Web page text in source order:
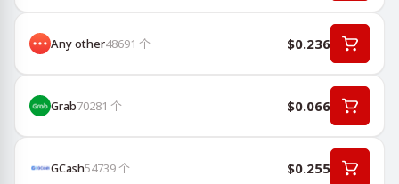
Any other48691 个 $0.236
Grab70281 个 $0.066
GCash54739个 $0.255